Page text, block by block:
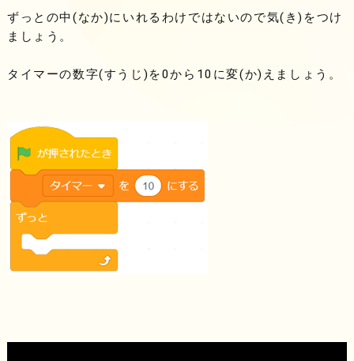
ずっとの中(なか)にいれるわけではないので気(き)をつけ
ましょう。
タイマーの数字(すうじ)を0から10に変(か)えましょう。